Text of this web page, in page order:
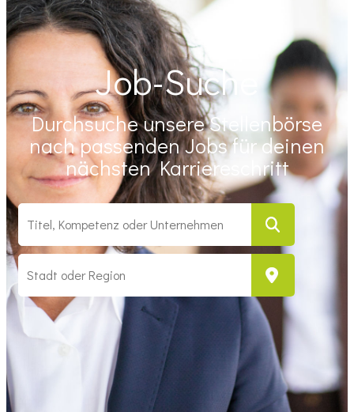
Job-Suche
Durchsuche unsere Stellenbörse
nach passenden Jobs für deinen
nächsten Karriereschritt